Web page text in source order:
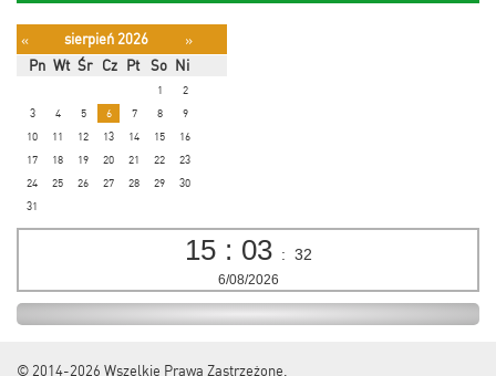
« sierpień 2026
»
Pn Wt Śr Cz Pt So Ni
1
2
3
4 5 6 7 8
9
10
11 12 13 14 15
16
17
18 19 20 21 22
23
24
25 26 27 28 29
30
31
15 : 03 : 33
6/08/2026
© 2014-2026 Wszelkie Prawa Zastrzeżone.